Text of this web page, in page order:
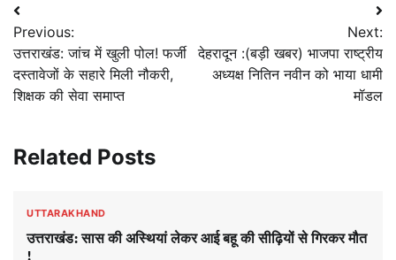
Post
navigation
Previous:
उत्तराखंड: जांच में खुली पोल! फर्जी
दस्तावेजों के सहारे मिली नौकरी,
शिक्षक की सेवा समाप्त
Next:
देहरादून :(बड़ी खबर) भाजपा राष्ट्रीय
अध्यक्ष नितिन नवीन को भाया धामी
मॉडल
Related Posts
UTTARAKHAND
उत्तराखंड: सास की अस्थियां लेकर आई बहू की सीढ़ियों से गिरकर मौत
!